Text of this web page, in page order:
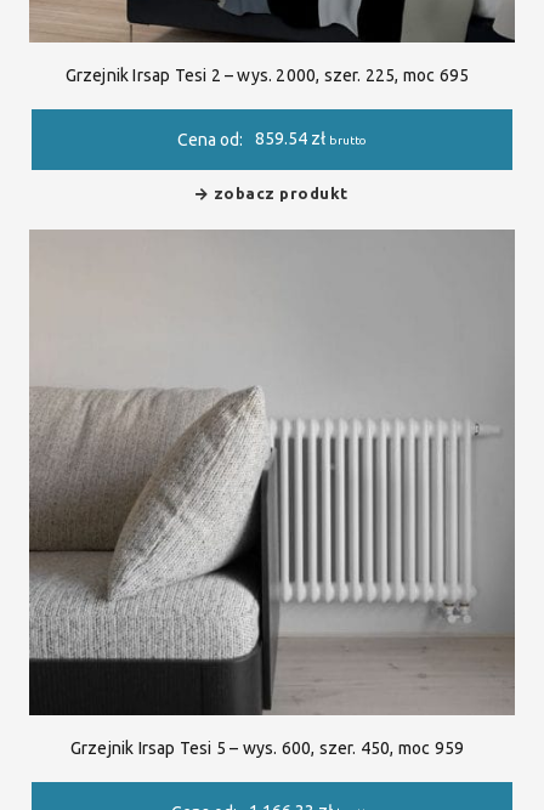
Grzejnik Irsap Tesi 2 – wys. 2000, szer. 225, moc 695
Cena od: 859.54 zł brutto
zobacz produkt
Grzejnik Irsap Tesi 5 – wys. 600, szer. 450, moc 959